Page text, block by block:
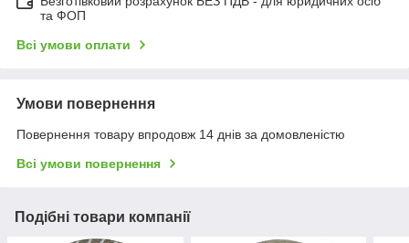
та ФОП
Всі умови оплати
Умови повернення
Повернення товару впродовж 14 днів за домовленістю
Всі умови повернення
Подібні товари компанії